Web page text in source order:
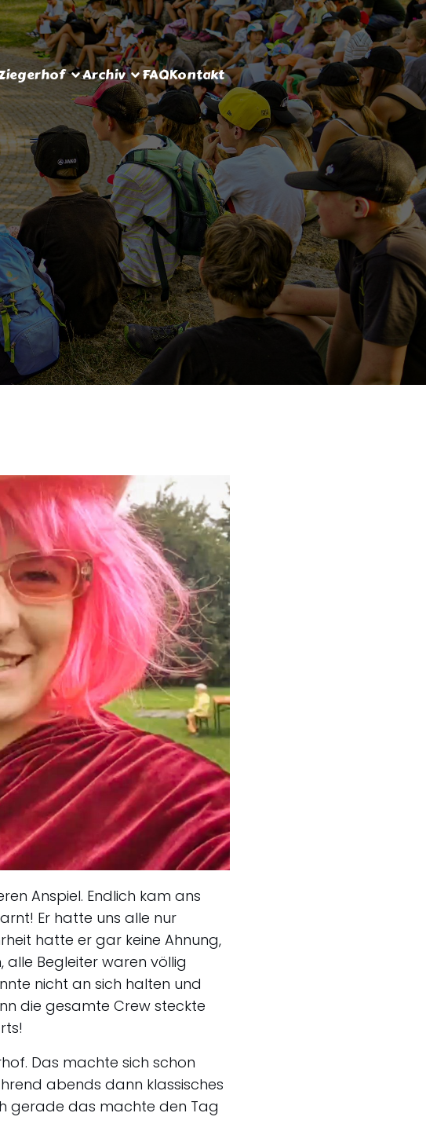
Archiv FAQKontakt
Anspiel. Endlich kam ans
Er hatte uns alle nur
hatte er gar keine Ahnung,
alle Begleiter waren völlig
nicht an sich halten und
die gesamte Crew steckte
Das machte sich schon
abends dann klassisches
gerade das machte den Tag